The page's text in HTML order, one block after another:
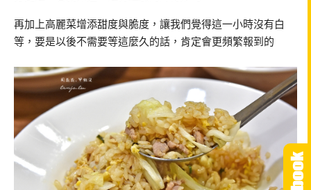
再加上高麗菜增添甜度與脆度，讓我們覺得這一小時沒有白
等，要是以後不需要等這麼久的話，肯定會更頻繁報到的